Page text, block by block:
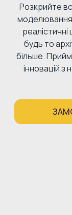
Розкрийте
будь то
більше.
інновацій